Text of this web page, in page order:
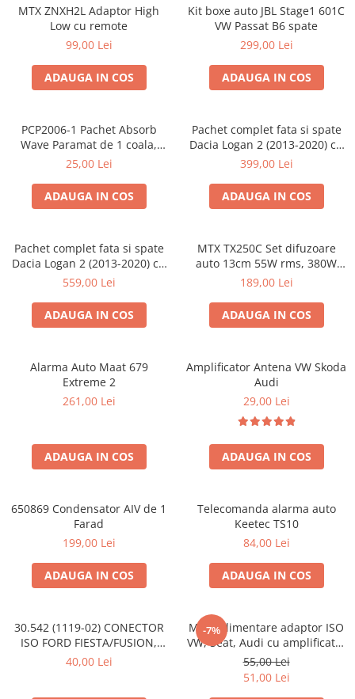
MTX ZNXH2L Adaptor High
Low cu remote
99,00 Lei
ADAUGA IN COS
Kit boxe auto JBL Stage1 601C
VW Passat B6 spate
299,00 Lei
ADAUGA IN COS
PCP2006-1 Pachet Absorb
Wave Paramat de 1 coala,
spuma de 16mm grosime,
25,00 Lei
ADAUGA IN COS
Pachet complet fata si spate
Dacia Logan 2 (2013-2020) cu
boxe Ground Zero Ferrum
399,00 Lei
ADAUGA IN COS
Pachet complet fata si spate
Dacia Logan 2 (2013-2020) cu
boxe Ground Zero Ferrum
559,00 Lei
ADAUGA IN COS
MTX TX250C Set difuzoare
auto 13cm 55W rms, 380W
peak
189,00 Lei
ADAUGA IN COS
Alarma Auto Maat 679
Extreme 2
261,00 Lei
ADAUGA IN COS
Amplificator Antena VW Skoda
Audi
29,00 Lei
ADAUGA IN COS
650869 Condensator AIV de 1
Farad
199,00 Lei
ADAUGA IN COS
Telecomanda alarma auto
Keetec TS10
84,00 Lei
ADAUGA IN COS
30.542 (1119-02) CONECTOR
ISO FORD FIESTA/FUSION,
2002-2005
40,00 Lei
-7%
Mufa alimentare adaptor ISO
VW, Seat, Audi cu amplificator
antena
55,00 Lei
51,00 Lei